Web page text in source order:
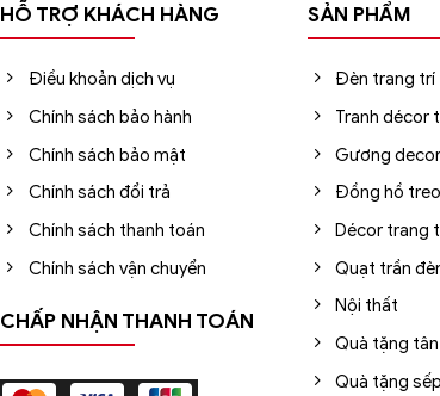
HỖ TRỢ KHÁCH HÀNG
Điều khoản dịch vụ
Chính sách bảo hành
Chính sách bảo mật
Chính sách đổi trả
Chính sách thanh toán
Chính sách vận chuyển
CHẤP NHẬN THANH TOÁN
SẢN PHẨM
Đèn trang trí
Tranh décor
Gương decor
Đồng hồ
Décor trang
Quạt trần
Nội thất
Quà tặng
Quà tặng